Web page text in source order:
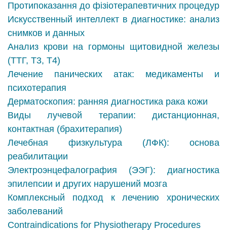
Протипоказання до фізіотерапевтичних процедур
Искусственный интеллект в диагностике: анализ
снимков и данных
Анализ крови на гормоны щитовидной железы
(ТТГ, Т3, Т4)
Лечение панических атак: медикаменты и
психотерапия
Дерматоскопия: ранняя диагностика рака кожи
Виды лучевой терапии: дистанционная,
контактная (брахитерапия)
Лечебная физкультура (ЛФК): основа
реабилитации
Электроэнцефалография (ЭЭГ): диагностика
эпилепсии и других нарушений мозга
Комплексный подход к лечению хронических
заболеваний
Contraindications for Physiotherapy Procedures